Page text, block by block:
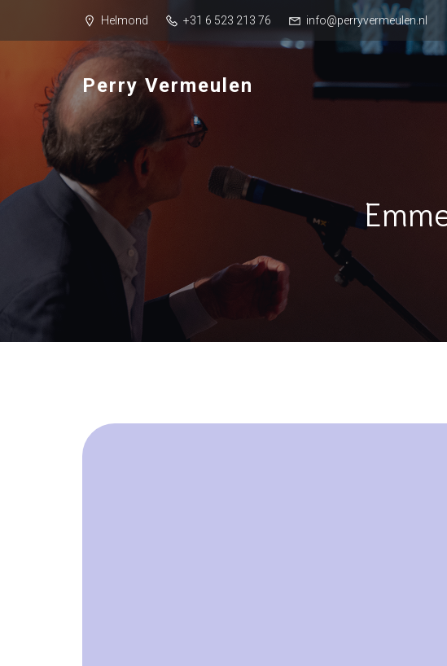
Helmond +31 6 523 213 76 info@perryvermeulen.nl
Perry Vermeulen